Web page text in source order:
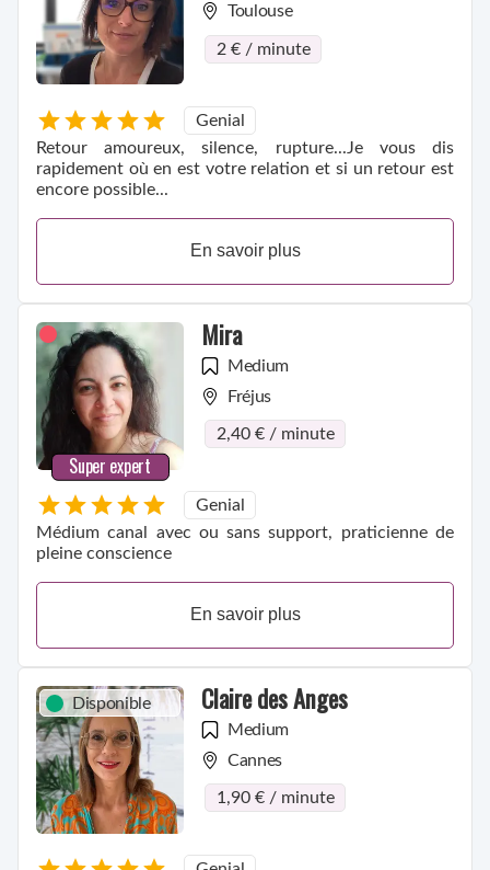
Toulouse
2 € / minute
Genial
Retour amoureux, silence, rupture...Je vous dis
rapidement où en est votre relation et si un retour est
encore possible...
En savoir plus
Super expert
Mira
Medium
Fréjus
2,40 € / minute
Genial
Médium canal avec ou sans support, praticienne de
pleine conscience
En savoir plus
Disponible Claire des Anges
Medium
Cannes
1,90 € / minute